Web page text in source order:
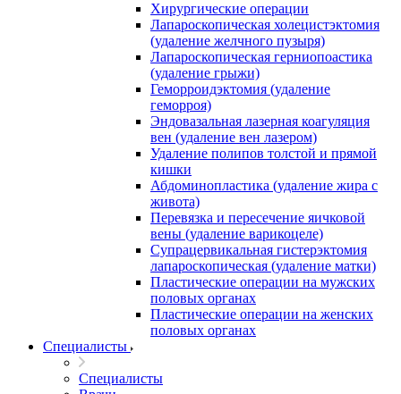
Хирургические операции
Лапароскопическая холецистэктомия
(удаление желчного пузыря)
Лапароскопическая герниопоастика
(удаление грыжи)
Геморроидэктомия (удаление
геморроя)
Эндовазальная лазерная коагуляция
вен (удаление вен лазером)
Удаление полипов толстой и прямой
кишки
Абдоминопластика (удаление жира с
живота)
Перевязка и пересечение яичковой
вены (удаление варикоцеле)
Супрацервикальная гистерэктомия
лапароскопическая (удаление матки)
Пластические операции на мужских
половых органах
Пластические операции на женских
половых органах
Специалисты
Специалисты